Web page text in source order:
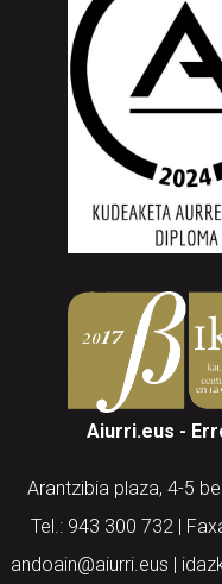
Aiurri.eus -
Arantzibia plaza, 4-5
Tel.: 943 300 732 |
andoain@aiurri.eus |